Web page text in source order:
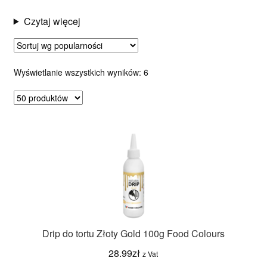
Czytaj więcej
Wyświetlanie wszystkich wyników: 6Posortowane
Drip do tortu Złoty Gold 100g Food Colours
28.99zł z Vat